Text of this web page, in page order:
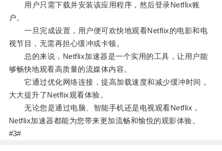
用户只需下载并安装该应用程序，然后登录Netflix账
户。
一旦完成设置，用户便可欢快地观看Netflix的电影和电
视节目，无需再担心缓冲或卡顿。
总的来说，Netflix加速器是一个实用的工具，让用户能
够畅快地观看高质量的流媒体内容。
它通过优化网络连接，提高加载速度和减少缓冲时间，
大大提升了Netflix观看体验。
无论您是通过电脑、智能手机还是电视观看Netflix，
Netflix加速器都能为您带来更加流畅和愉悦的观影体验。
#3#